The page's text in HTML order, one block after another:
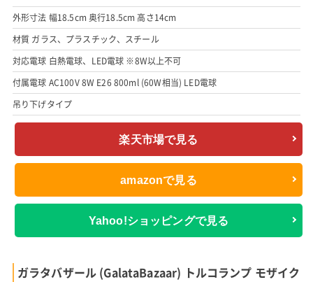
外形寸法 幅18.5cm 奥行18.5cm 高さ14cm
材質 ガラス、プラスチック、スチール
対応電球 白熱電球、LED電球 ※8W以上不可
付属電球 AC100V 8W E26 800ml (60W相当) LED電球
吊り下げタイプ
楽天市場で見る
amazonで見る
Yahoo!ショッピングで見る
ガラタバザール (GalataBazaar) トルコランプ モザイク